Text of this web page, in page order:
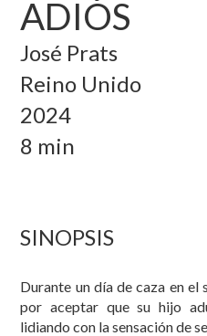
ADIÓS
José Prats
Reino Unido
2024
8 min
SINOPSIS
Durante un día de caza en el
por aceptar que su hijo
lidiando con la sensación de